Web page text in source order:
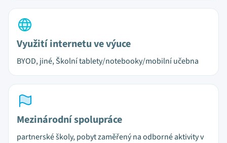
Využití internetu ve výuce
BYOD, jiné, Školní tablety/notebooky/mobilní učebna
Mezinárodní spolupráce
partnerské školy, pobyt zaměřený na odborné aktivity v